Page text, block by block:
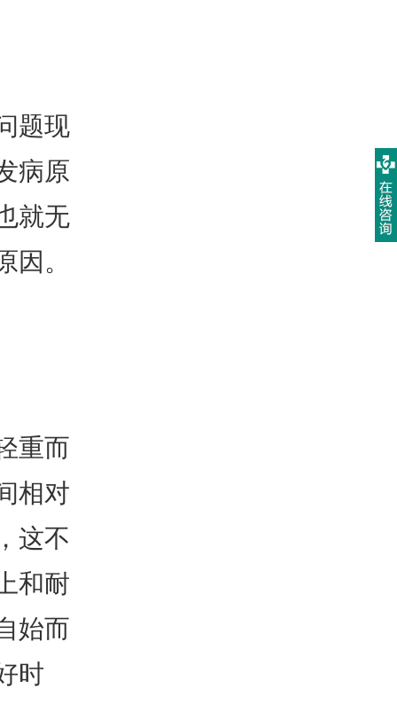
题现
病原
就无
因。
重而
相对
这不
和耐
始而
时